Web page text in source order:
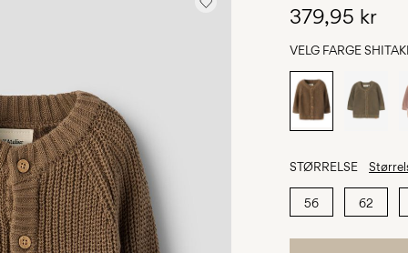
379,95 kr
VELG FARGE
STØRRELSE
56 62